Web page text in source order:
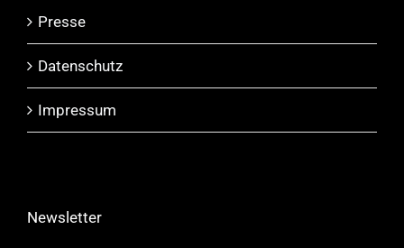
Presse
Datenschutz
Impressum
Newsletter